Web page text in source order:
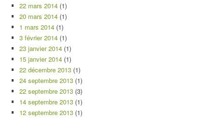
22 mars 2014 (1)
20 mars 2014 (1)
1 mars 2014 (1)
3 février 2014 (1)
23 janvier 2014 (1)
15 janvier 2014 (1)
22 décembre 2013 (1)
24 septembre 2013 (1)
22 septembre 2013 (3)
14 septembre 2013 (1)
12 septembre 2013 (1)